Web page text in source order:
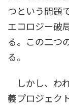
つという問題
エコロジー破
る。この二つ
る。
しかし、わ
義プロジェク